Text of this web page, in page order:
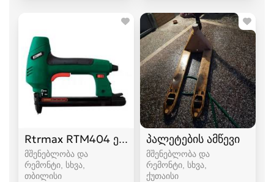
Rtrmax RTM404 ელექტრო სტეპლერი და
მშენებლობა და
რემონტი, სხვა
თბილისი
პალეტების ამწევი
მშენებლობა და
რემონტი, სხვა
ქუთაისი